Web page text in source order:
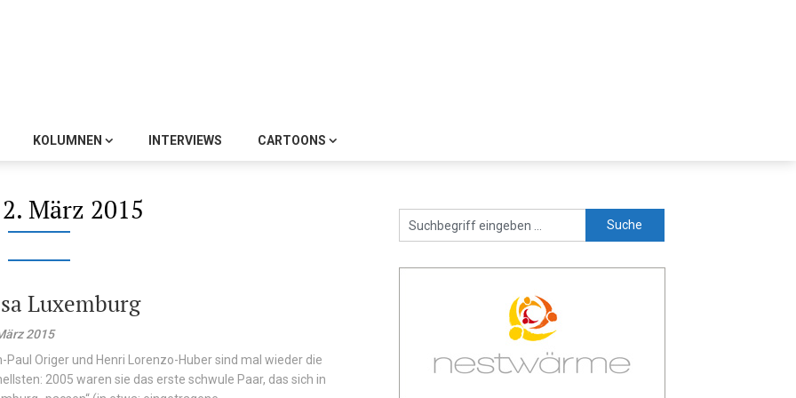
KOLUMNEN INTERVIEWS CARTOONS
März 2015
Luxemburg
2015
Paul Origer und Henri Lorenzo-Huber sind mal wieder die
2005 waren sie das erste schwule Paar, das sich in